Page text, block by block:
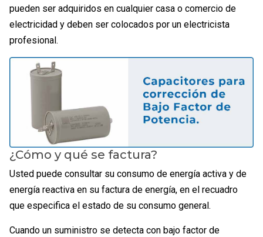
pueden ser adquiridos en cualquier casa o comercio de
electricidad y deben ser colocados por un electricista
profesional.
¿Cómo y qué se factura?
Usted puede consultar su consumo de energía activa y de
energía reactiva en su factura de energía, en el recuadro
que especifica el estado de su consumo general.
Cuando un suministro se detecta con bajo factor de